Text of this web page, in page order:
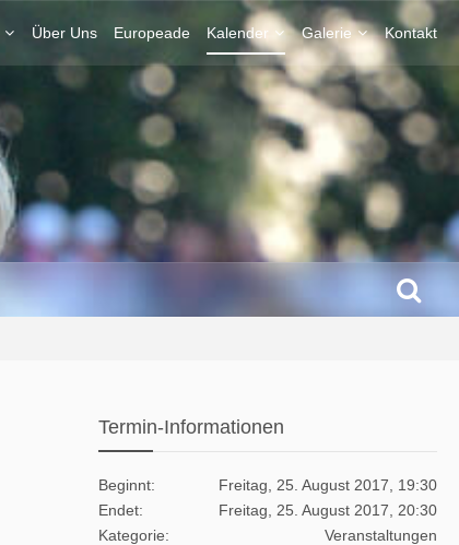
Über Uns Europeade Kalender Galerie Kontakt
Termin-Informationen
Beginnt
Freitag, 25. August 2017, 19:30
Endet
Freitag, 25. August 2017, 20:30
Kategorie
Veranstaltungen